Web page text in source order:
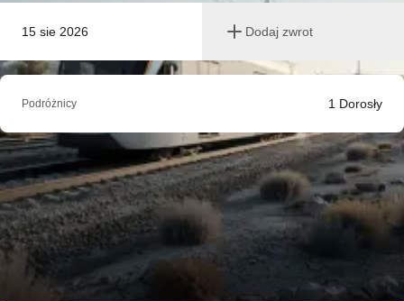
15 sie 2026 Dodaj zwrot
Podróżnicy 1 Dorosły